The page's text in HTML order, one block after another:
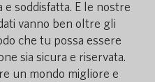
soddisfatta. E le nostre
vanno ben oltre gli
che tu possa essere
sia sicura e riservata.
un mondo migliore e